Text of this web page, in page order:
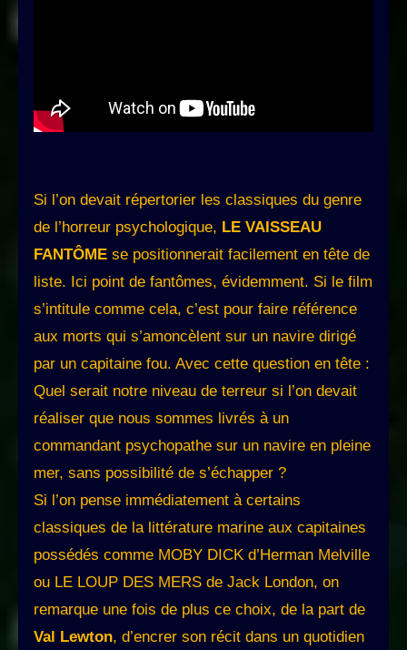
Si l’on devait répertorier les classiques du genre
de l’horreur psychologique, LE VAISSEAU
FANTÔME se positionnerait facilement en tête de
liste. Ici point de fantômes, évidemment. Si le film
s’intitule comme cela, c’est pour faire référence
aux morts qui s’amoncèlent sur un navire dirigé
par un capitaine fou. Avec cette question en tête :
Quel serait notre niveau de terreur si l’on devait
réaliser que nous sommes livrés à un
commandant psychopathe sur un navire en pleine
mer, sans possibilité de s’échapper ?
Si l’on pense immédiatement à certains
classiques de la littérature marine aux capitaines
possédés comme MOBY DICK d’Herman Melville
ou LE LOUP DES MERS de Jack London, on
remarque une fois de plus ce choix, de la part de
Val Lewton, d’encrer son récit dans un quotidien